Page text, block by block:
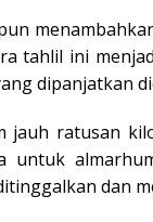
tahlil ini
dipanjatkan
jauh ratusan
untuk
dan